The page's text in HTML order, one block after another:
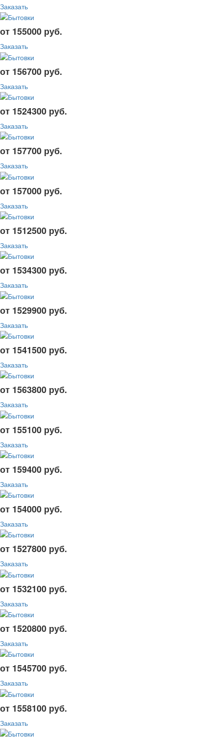
Заказать
от 155000 руб.
Заказать
от 156700 руб.
Заказать
от 1524300 руб.
Заказать
от 157700 руб.
Заказать
от 157000 руб.
Заказать
от 1512500 руб.
Заказать
от 1534300 руб.
Заказать
от 1529900 руб.
Заказать
от 1541500 руб.
Заказать
от 1563800 руб.
Заказать
от 155100 руб.
Заказать
от 159400 руб.
Заказать
от 154000 руб.
Заказать
от 1527800 руб.
Заказать
от 1532100 руб.
Заказать
от 1520800 руб.
Заказать
от 1545700 руб.
Заказать
от 1558100 руб.
Заказать